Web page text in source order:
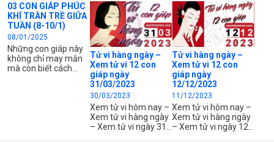
03 CON GIÁP PHÚC
KHÍ TRÀN TRỀ GIỮA
TUẦN (8-10/1)
08/01/2025
Những con giáp này
không chỉ may mắn
mà còn biết cách
Tử vi hàng ngày –
Xem tử vi 12 con
giáp ngày
31/03/2023
30/03/2023
Xem tử vi hôm nay –
Xem tử vi hàng ngày
– Xem tử vi ngày 31
Tử vi hàng ngày –
Xem tử vi 12 con
giáp ngày
12/12/2023
11/12/2023
Xem tử vi hôm nay –
Xem tử vi hàng ngày
– Xem tử vi ngày 12